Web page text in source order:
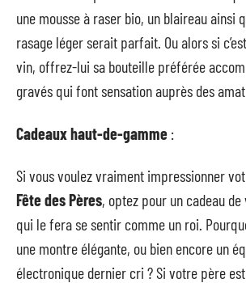
une mousse à raser bio, un blaireau ainsi
rasage léger serait parfait. Ou alors si
vin, offrez-lui sa bouteille préférée
gravés qui font sensation auprès des
Cadeaux haut-de-gamme :
Si vous voulez vraiment impressionner
Fête des Pères, optez pour un cadeau
qui le fera se sentir comme un roi.
une montre élégante, ou bien encore un
électronique dernier cri ? Si votre père